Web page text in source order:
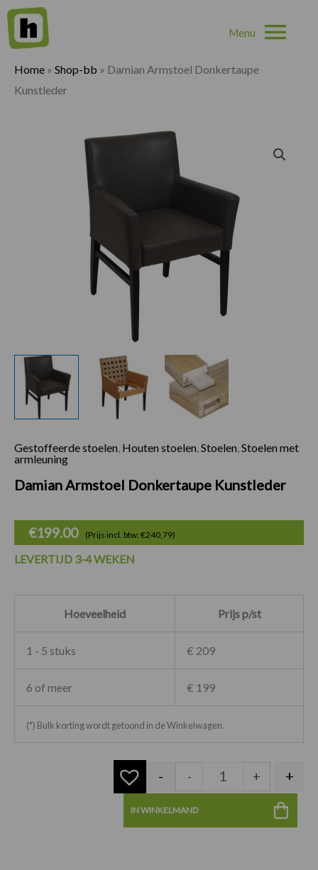
Home » Shop-bb » Damian Armstoel Donkertaupe
Kunstleder
Gestoffeerde stoelen Houten stoelen Stoelen Stoelen met
armleuning
Damian Armstoel Donkertaupe Kunstleder
€199.00 (Prijs incl. btw: €240,79)
LEVERTIJD 3-4 WEKEN
Hoeveelheid Prijs p/st
1 - 5 stuks € 209
6 of meer € 199
(*) Bulk korting wordt getoond in de Winkelwagen.
Damian Armstoel
- - + +
IN WINKELMAND